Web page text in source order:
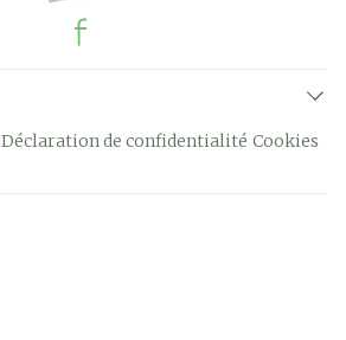
Déclaration de confidentialité Cookies